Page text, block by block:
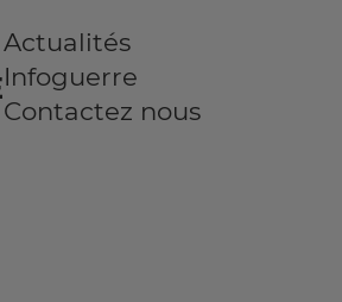
Actualités
Infoguerre
Contactez nous